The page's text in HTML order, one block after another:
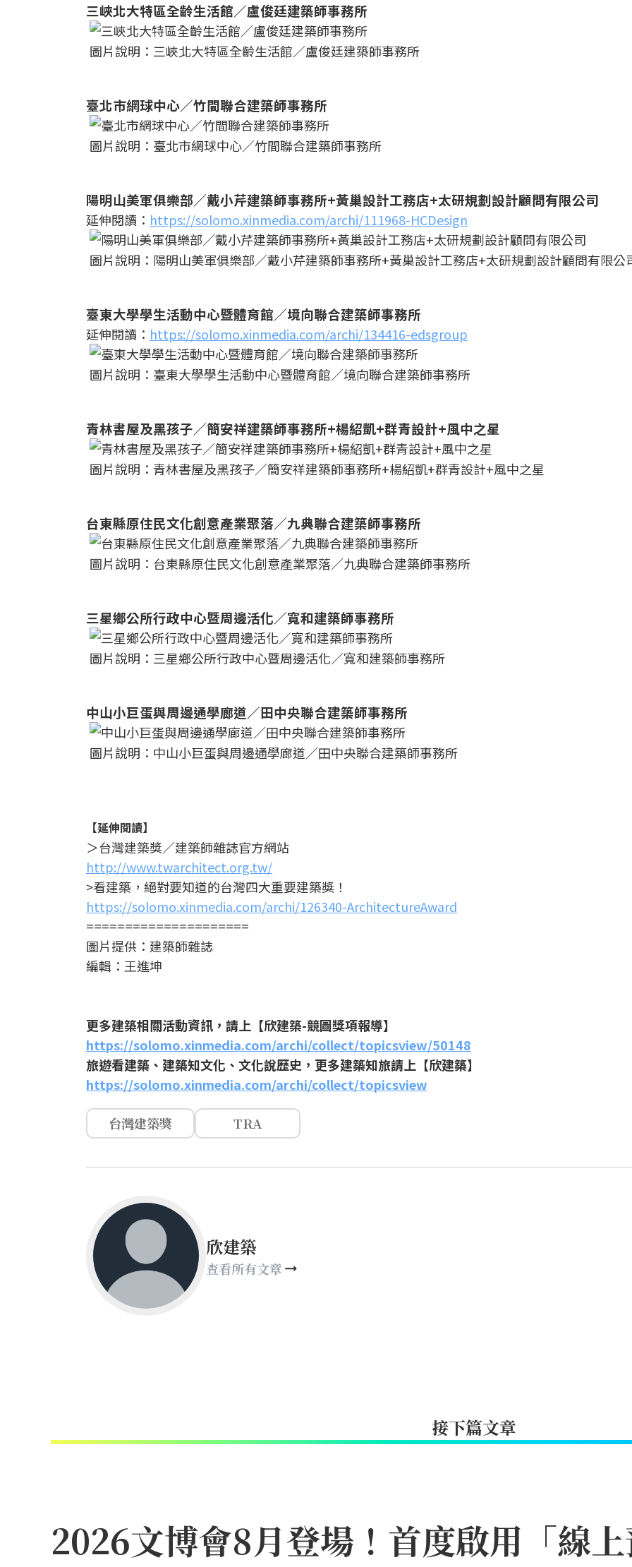
三峽北大特區全齡生活館／盧俊廷建築師事務所
圖片說明：三峽北大特區全齡生活館／盧俊廷建築師事務所
臺北市網球中心／竹間聯合建築師事務所
圖片說明：臺北市網球中心／竹間聯合建築師事務所
陽明山美軍俱樂部／戴小芹建築師事務所+黃巢設計工務店+太研規劃設計顧問有限公司
延伸閱讀： https://solomo.xinmedia.com/archi/111968-HCDesign
圖片說明：陽明山美軍俱樂部／戴小芹建築師事務所+黃巢設計工務店+太研規劃設計顧問有限公
臺東大學學生活動中心暨體育館／境向聯合建築師事務所
延伸閱讀： https://solomo.xinmedia.com/archi/134416-edsgroup
圖片說明：臺東大學學生活動中心暨體育館／境向聯合建築師事務所
青林書屋及黑孩子／簡安祥建築師事務所+楊紹凱+群青設計+風中之星
圖片說明：青林書屋及黑孩子／簡安祥建築師事務所+楊紹凱+群青設計+風中之星
台東縣原住民文化創意產業聚落／九典聯合建築師事務所
圖片說明：台東縣原住民文化創意產業聚落／九典聯合建築師事務所
三星鄉公所行政中心暨周邊活化／寬和建築師事務所
圖片說明：三星鄉公所行政中心暨周邊活化／寬和建築師事務所
中山小巨蛋與周邊通學廊道／田中央聯合建築師事務所
圖片說明：中山小巨蛋與周邊通學廊道／田中央聯合建築師事務所
【延伸閱讀】
＞台灣建築獎／建築師雜誌官方網站
http://www.twarchitect.org.tw/
>看建築，絕對要知道的台灣四大重要建築獎！
https://solomo.xinmedia.com/archi/126340-ArchitectureAward
=====================
圖片提供：建築師雜誌
編輯：王進坤
更多建築相關活動資訊，請上【欣建築-競圖獎項報導】
https://solomo.xinmedia.com/archi/collect/topicsview/50148
旅遊看建築、建築知文化、文化說歷史，更多建築知旅請上【欣建築】
https://solomo.xinmedia.com/archi/collect/topicsview
台灣建築獎 TRA
欣建築
查看所有文章
接下篇文章
2026文博會8月登場！首度啟用「線